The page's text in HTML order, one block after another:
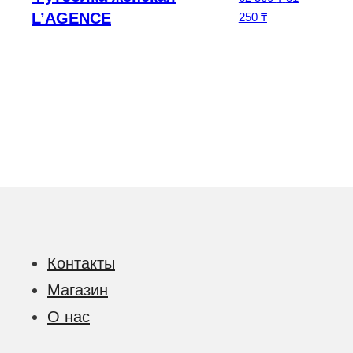
L’AGENCE
250 ₸Текущая цена:
Контакты
Магазин
О нас